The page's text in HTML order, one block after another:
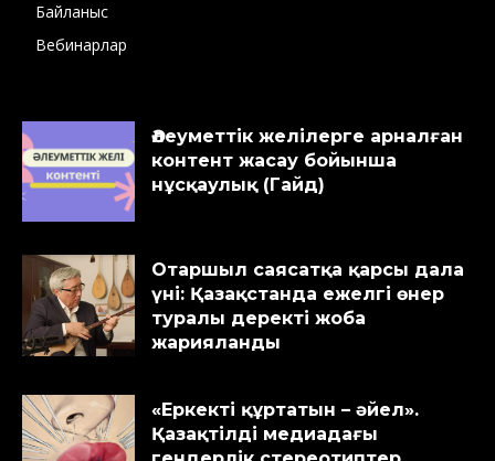
Байланыс
Вебинарлар
Әлеуметтік желілерге арналған
контент жасау бойынша
нұсқаулық (Гайд)
Отаршыл саясатқа қарсы дала
үні: Қазақстанда ежелгі өнер
туралы деректі жоба
жарияланды
«Еркекті құртатын – әйел».
Қазақтілді медиадағы